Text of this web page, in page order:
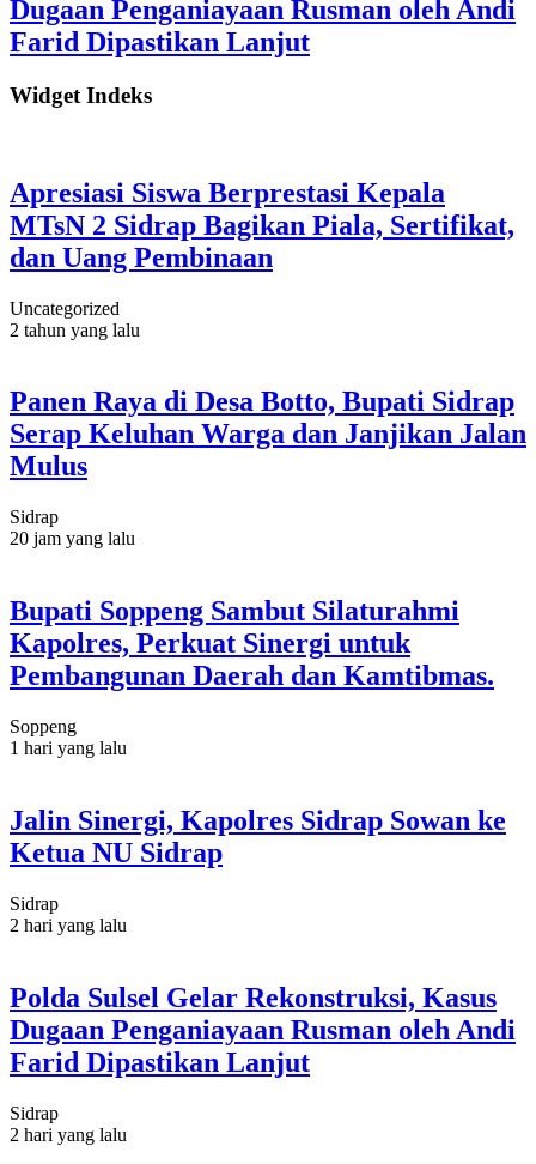
Dugaan Penganiayaan Rusman oleh Andi
Farid Dipastikan Lanjut
Widget Indeks
Apresiasi Siswa Berprestasi Kepala
MTsN 2 Sidrap Bagikan Piala, Sertifikat,
dan Uang Pembinaan
Uncategorized
2 tahun yang lalu
Panen Raya di Desa Botto, Bupati Sidrap
Serap Keluhan Warga dan Janjikan Jalan
Mulus
Sidrap
20 jam yang lalu
Bupati Soppeng Sambut Silaturahmi
Kapolres, Perkuat Sinergi untuk
Pembangunan Daerah dan Kamtibmas.
Soppeng
1 hari yang lalu
Jalin Sinergi, Kapolres Sidrap Sowan ke
Ketua NU Sidrap
Sidrap
2 hari yang lalu
Polda Sulsel Gelar Rekonstruksi, Kasus
Dugaan Penganiayaan Rusman oleh Andi
Farid Dipastikan Lanjut
Sidrap
2 hari yang lalu